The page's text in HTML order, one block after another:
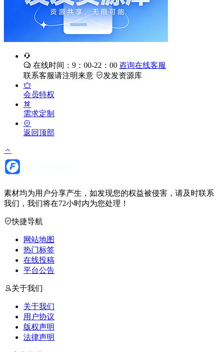
在线时间：9：00-22：00 咨询在线客服
联系客服请注明来意
发发资源库
会员特权
需求定制
返回顶部
素材均为用户分享产生，如发现您的权益被侵害，请及时联系
我们，我们将在72小时内为您处理！
快捷导航
网站地图
热门标签
在线投稿
平台公告
关于我们
关于我们
用户协议
版权声明
法律声明